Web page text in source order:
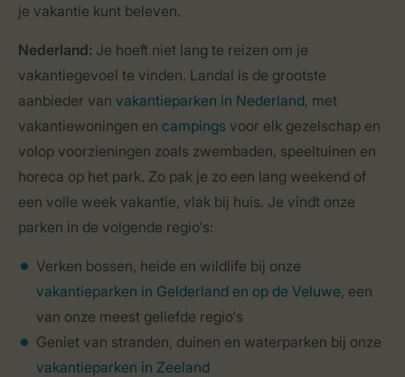
je vakantie kunt beleven.
Nederland: Je hoeft niet lang te reizen om je
vakantiegevoel te vinden. Landal is de grootste
aanbieder van vakantieparken in Nederland, met
vakantiewoningen en campings voor elk gezelschap en
volop voorzieningen zoals zwembaden, speeltuinen en
horeca op het park. Zo pak je zo een lang weekend of
een volle week vakantie, vlak bij huis. Je vindt onze
parken in de volgende regio's:
Verken bossen, heide en wildlife bij onze
vakantieparken in Gelderland en op de Veluwe, een
van onze meest geliefde regio's
Geniet van stranden, duinen en waterparken bij onze
vakantieparken in Zeeland